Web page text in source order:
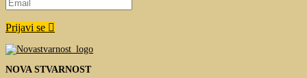
Prijavi se
NOVA STVARNOST